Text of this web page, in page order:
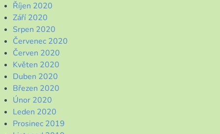
Říjen 2020
Září 2020
Srpen 2020
Červenec 2020
Červen 2020
Květen 2020
Duben 2020
Březen 2020
Únor 2020
Leden 2020
Prosinec 2019